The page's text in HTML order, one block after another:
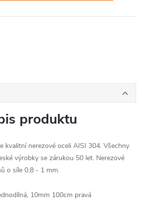
produktu
kvalitní nerezové oceli AISI 304. Všechny
výrobky se zárukou 50 let. Nerezové
o síle 0,8 - 1 mm.
10mm 100cm pravá